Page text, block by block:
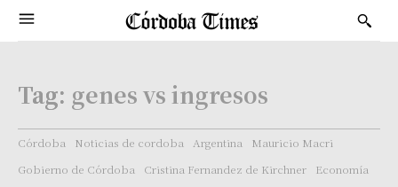
Tag: genes vs ingresos
Córdoba Noticias de cordoba Argentina
Mauricio Macri
Gobierno de Córdoba
Cristina Fernandez de Kirchner
Economía